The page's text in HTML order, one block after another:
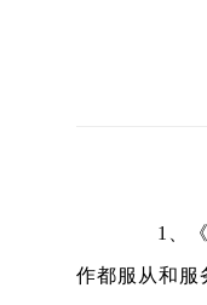
1、《
作都服从和服